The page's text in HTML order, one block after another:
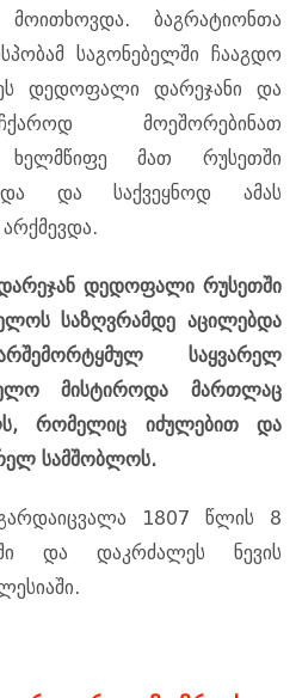
მოითხოვდა. ბაგრატიონთა
საგონებელში ჩააგდო
დედოფალი დარეჯანი და
მოეშორებინათ
მათ რუსეთში
და საქვეყნოდ ამას
დედოფალი რუსეთში
საზღვრამდე აცილებდა
საყვარელ
მისტიროდა მართლაც
რომელიც იძულებით და
სამშობლოს.
1807 წლის 8
და დაკრძალეს ნევის